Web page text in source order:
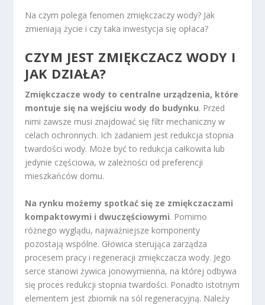
Na czym polega fenomen zmiękczaczy wody? Jak
zmieniają życie i czy taka inwestycja się opłaca?
CZYM JEST ZMIĘKCZACZ WODY I
JAK DZIAŁA?
Zmiękczacze wody to centralne urządzenia, które
montuje się na wejściu wody do budynku. Przed
nimi zawsze musi znajdować się filtr mechaniczny w
celach ochronnych. Ich zadaniem jest redukcja stopnia
twardości wody. Może być to redukcja całkowita lub
jedynie częściowa, w zależności od preferencji
mieszkańców domu.
Na rynku możemy spotkać się ze zmiękczaczami
kompaktowymi i dwuczęściowymi. Pomimo
różnego wyglądu, najważniejsze komponenty
pozostają wspólne. Głowica sterująca zarządza
procesem pracy i regeneracji zmiękczacza wody. Jego
serce stanowi żywica jonowymienna, na której odbywa
się proces redukcji stopnia twardości. Ponadto istotnym
elementem jest zbiornik na sól regeneracyjną. Należy